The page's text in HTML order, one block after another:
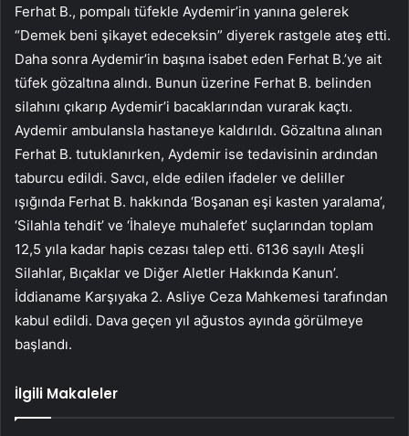
Ferhat B., pompalı tüfekle Aydemir’in yanına gelerek
“Demek beni şikayet edeceksin” diyerek rastgele ateş etti.
Daha sonra Aydemir’in başına isabet eden Ferhat B.’ye ait
tüfek gözaltına alındı. Bunun üzerine Ferhat B. belinden
silahını çıkarıp Aydemir’i bacaklarından vurarak kaçtı.
Aydemir ambulansla hastaneye kaldırıldı. Gözaltına alınan
Ferhat B. tutuklanırken, Aydemir ise tedavisinin ardından
taburcu edildi. Savcı, elde edilen ifadeler ve deliller
ışığında Ferhat B. hakkında ‘Boşanan eşi kasten yaralama’,
‘Silahla tehdit’ ve ‘İhaleye muhalefet’ suçlarından toplam
12,5 yıla kadar hapis cezası talep etti. 6136 sayılı Ateşli
Silahlar, Bıçaklar ve Diğer Aletler Hakkında Kanun’.
İddianame Karşıyaka 2. Asliye Ceza Mahkemesi tarafından
kabul edildi. Dava geçen yıl ağustos ayında görülmeye
başlandı.
İlgili Makaleler